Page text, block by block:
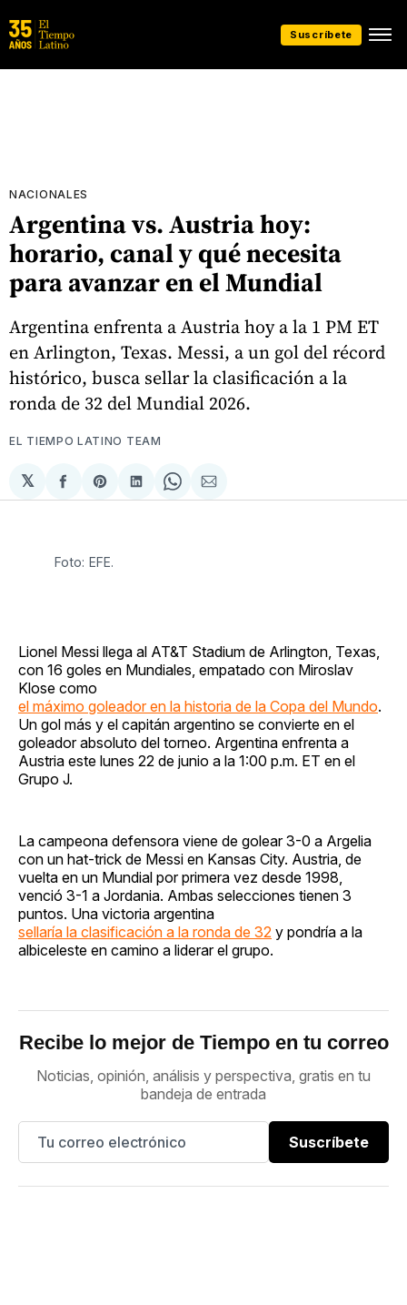
Suscríbete
NACIONALES
Argentina vs. Austria hoy:
horario, canal y qué necesita
para avanzar en el Mundial
Argentina enfrenta a Austria hoy a la 1 PM ET
en Arlington, Texas. Messi, a un gol del récord
histórico, busca sellar la clasificación a la
ronda de 32 del Mundial 2026.
EL TIEMPO LATINO TEAM
𝕏
Compartir
en
Share
on
Compartir
en
Share
on
Compartir
via
Foto: EFE.
Lionel Messi llega al AT&T Stadium de Arlington, Texas,
con 16 goles en Mundiales, empatado con Miroslav
Klose como
el máximo goleador en la historia de la Copa del Mundo.
Un gol más y el capitán argentino se convierte en el
goleador absoluto del torneo. Argentina enfrenta a
Austria este lunes 22 de junio a la 1:00 p.m. ET en el
Grupo J.
La campeona defensora viene de golear 3-0 a Argelia
con un hat-trick de Messi en Kansas City. Austria, de
vuelta en un Mundial por primera vez desde 1998,
venció 3-1 a Jordania. Ambas selecciones tienen 3
puntos. Una victoria argentina
sellaría la clasificación a la ronda de 32 y pondría a la
albiceleste en camino a liderar el grupo.
Recibe lo mejor de Tiempo en tu correo
Noticias, opinión, análisis y perspectiva, gratis en tu
bandeja de entrada
Suscríbete